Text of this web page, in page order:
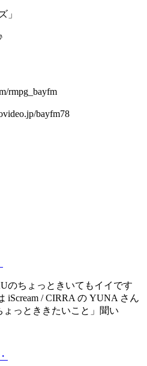
」
rmpg_bayfm
bayfm78
のちょっときいてもイイです
iScream / CIRRA の YUNA さん
ょっとききたいこと」聞い